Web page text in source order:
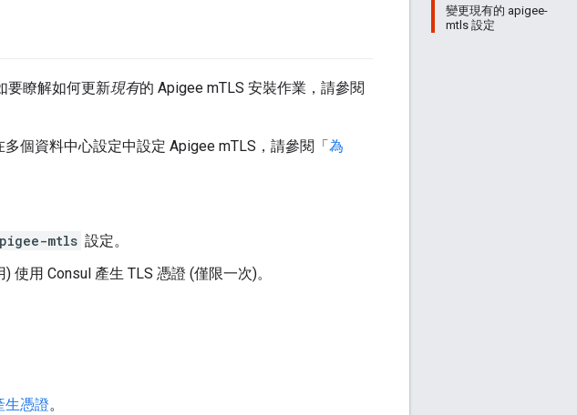
變更現有的 apigee-
mtls 設定
要瞭解如何更新現有的 Apigee mTLS 安裝作業，請參閱
個資料中心設定中設定 Apigee mTLS，請參閱「為
mtls 設定。
使用 Consul 產生 TLS 憑證 (僅限一次)。
生憑證。